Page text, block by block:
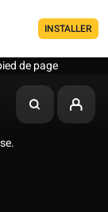
INSTALLER
de page